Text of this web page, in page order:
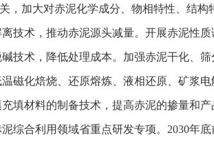
，加大对赤泥化学成分、物相特性、结构
技术，推动赤泥源头减量。开展赤泥性
技术，降低处理成本。加强赤泥干化、
磁化焙烧、还原熔炼、液相还原、矿浆
填材料的制备技术，提高赤泥的掺量和
综合利用领域省重点研发专项。2030年